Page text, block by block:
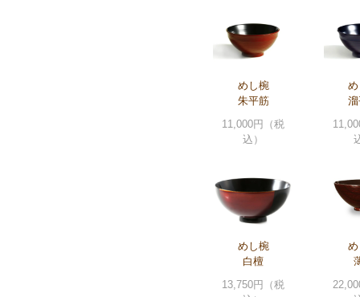
めし椀
朱平筋
11,000円（税
込）
めし椀
白檀
13,750円（税